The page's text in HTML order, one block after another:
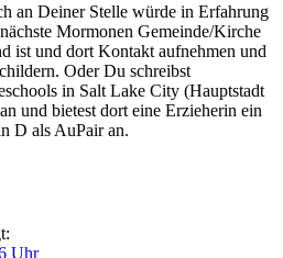
an Deiner Stelle würde in Erfahrung
Mormonen Gemeinde/Kirche
ist und dort Kontakt aufnehmen und
Oder Du schreibst
in Salt Lake City (Hauptstadt
und bietest dort eine Erzieherin ein
D als AuPair an.
Uhr